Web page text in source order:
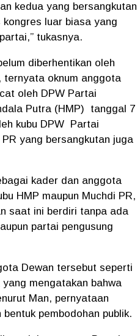
kedua yang bersangkutan
luar biasa yang
tukasnya.
diberhentikan oleh
oknum anggota
oleh DPW Partai
Putra (HMP) tanggal 7
kubu DPW Partai
yang bersangkutan juga
kader dan anggota
HMP maupun Muchdi PR,
saat ini berdiri tanpa ada
partai pengusung
Dewan tersebut seperti
mengatakan bahwa
Man, pernyataan
pembodohan publik.